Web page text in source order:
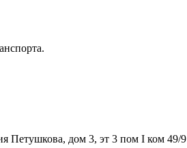
Петушкова, дом 3, эт 3 пом I ком 49/9